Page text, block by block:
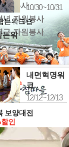
10/30~10/31
는워
8
내면혁명워
크..
12/12~12/13
원봉사
년 자원봉사
구 자원봉사
보양대전
인